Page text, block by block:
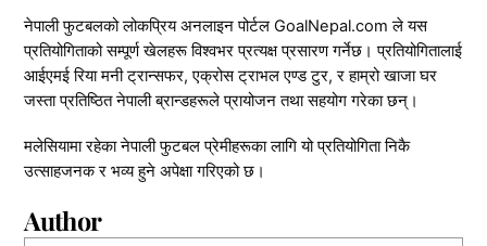
नेपाली फुटबलको लोकप्रिय अनलाइन पोर्टल GoalNepal.com ले यस
प्रतियोगिताको सम्पूर्ण खेलहरू विश्वभर प्रत्यक्ष प्रसारण गर्नेछ। प्रतियोगितालाई
आईएमई रिया मनी ट्रान्सफर, एक्रोस ट्राभल एण्ड टुर, र हाम्रो खाजा घर
जस्ता प्रतिष्ठित नेपाली ब्रान्डहरूले प्रायोजन तथा सहयोग गरेका छन्।
मलेसियामा रहेका नेपाली फुटबल प्रेमीहरूका लागि यो प्रतियोगिता निकै
उत्साहजनक र भव्य हुने अपेक्षा गरिएको छ।
Author